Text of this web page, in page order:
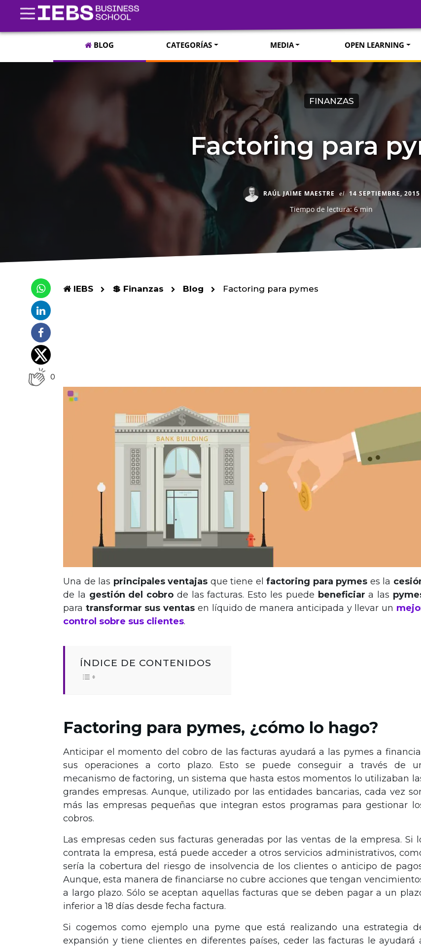
BLOG CATEGORÍAS MEDIA OPEN LEARNING
FINANZAS
Factoring para
RAÚL JAIME MAESTRE el 14 SEPTIEMBRE, 2015
Tiempo de lectura: 6 min
0
IEBS 💲 Finanzas Blog Factoring para pymes
Una de las principalesventajas que tiene elfactoring para pymes es la
de la gestión del cobro de las facturas. Esto les puede beneficiar a las
para transformar sus ventas en líquido de manera anticipada y llevar un
control sobre sus clientes.
ÍNDICE DE CONTENIDOS
Factoring para pymes, ¿cómo lo hago?
Anticipar el momento del cobro de las facturas ayudará a las pymes a
sus operaciones a corto plazo. Esto se puede conseguir a través de
mecanismo de factoring, un sistema que hasta estos momentos lo utilizaban
grandes empresas. Aunque, utilizado por las entidades bancarias, cada vez
más las empresas pequeñas que integran estos programas para gestionar
cobros.
Las empresas ceden sus facturas generadas por las ventas de la empresa. Si
contrata la empresa, está puede acceder a otros servicios administrativos,
sería la cobertura del riesgo de insolvencia de los clientes o anticipo de
Aunque, esta manera de financiarse no cubre acciones que tengan
a largo plazo. Sólo se aceptan aquellas facturas que se deben pagar a un
inferior a 18 días desde fecha factura.
Si cogemos como ejemplo una pyme que está realizando una estrategia
expansión y tiene clientes en diferentes países, ceder las facturas le ayudará